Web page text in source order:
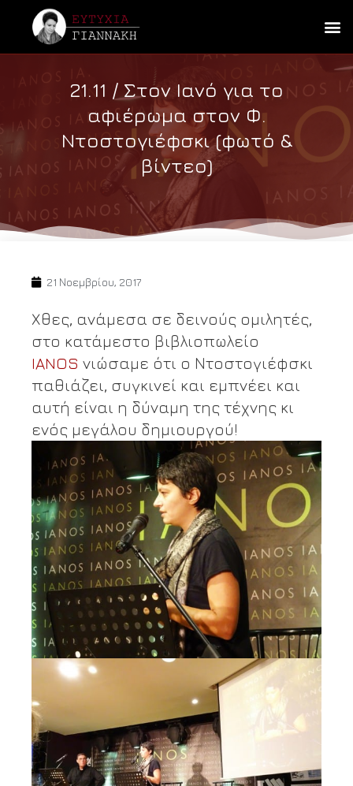
21.11 / Στον Ιανό για το
αφιέρωμα στον Φ.
Ντοστογιέφσκι (φωτό &
βίντεο)
21 Νοεμβρίου, 2017
Χθες, ανάμεσα σε δεινούς ομιλητές,
στο κατάμεστο βιβλιοπωλείο
IANOS νιώσαμε ότι ο Ντοστογιέφσκι
παθιάζει, συγκινεί και εμπνέει και
αυτή είναι η δύναμη της τέχνης κι
ενός μεγάλου δημιουργού!